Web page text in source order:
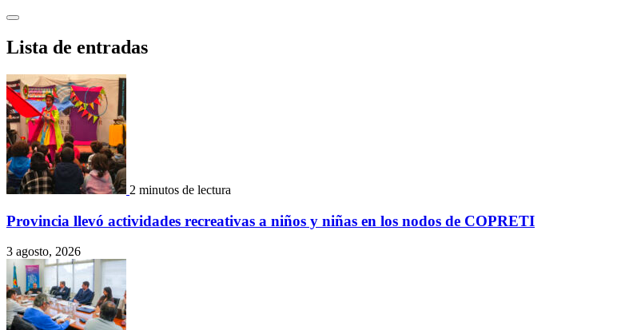
Saltar
contenido
Lista de entradas
2 minutos de lectura
Provincia llevó actividades recreativas a niños y niñas en los nodos de COPRETI
3 agosto, 2026